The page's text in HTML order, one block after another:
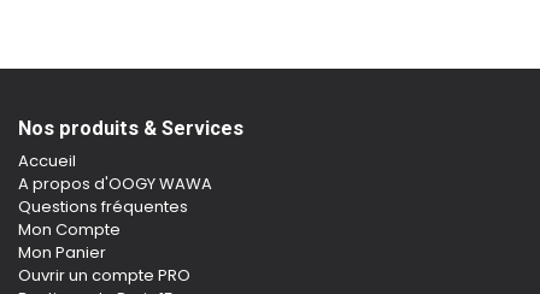
Nos produits & Services
Accueil
A propos d'OOGY WAWA
Questions fréquentes
Mon Compte
Mon Panier
Ouvrir un compte PRO